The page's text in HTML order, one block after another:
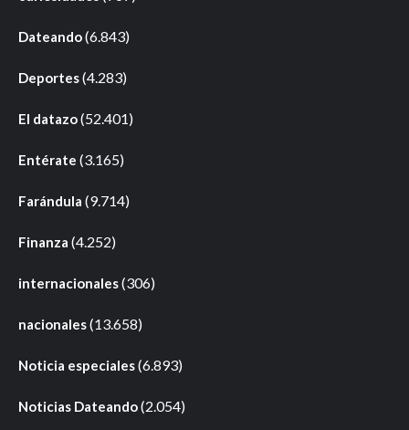
Dateando(6.843)
Deportes(4.283)
El datazo(52.401)
Entérate (3.165)
Farándula (9.714)
Finanza (4.252)
internacionales(306)
nacionales(13.658)
Noticia especiales(6.893)
Noticias Dateando(2.054)